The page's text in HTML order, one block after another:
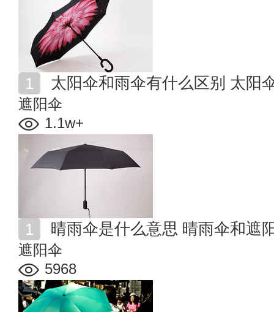
太阳伞和雨伞有什么区别 太阳
遮阳伞
1.1w+
晴雨伞是什么意思 晴雨伞和遮
遮阳伞
5968